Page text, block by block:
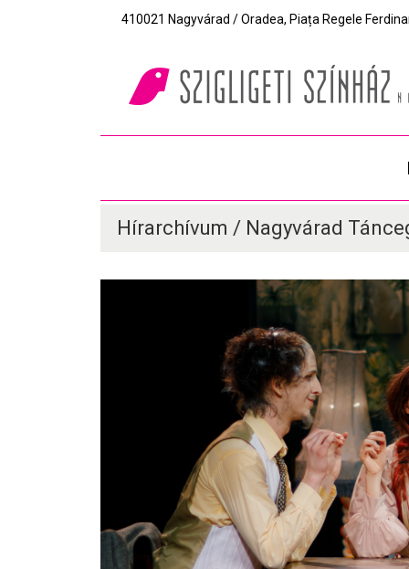
410021 Nagyvárad / Oradea, Piața Regele
Hírarchívum / Nagyvárad